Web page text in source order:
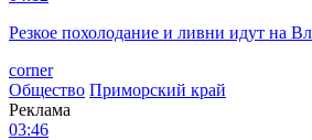
Резкое похолодание и ливни идут на
corner
Общество Приморский край
Реклама
03:46